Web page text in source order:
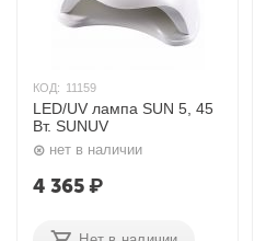
КОД: 11159
LED/UV лампа SUN 5, 45
Вт. SUNUV
нет в наличии
4 365₽